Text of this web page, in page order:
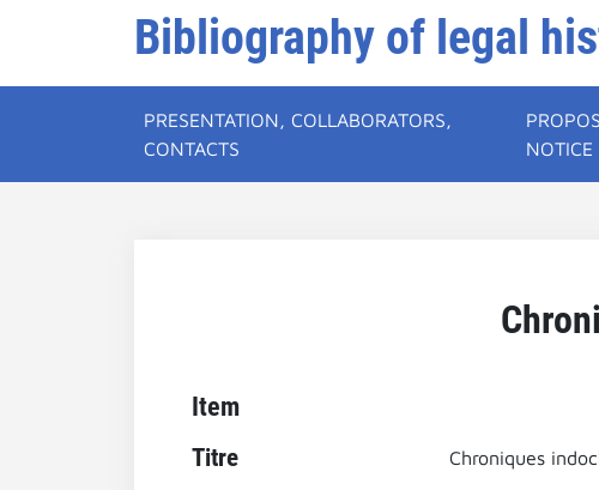
Bibliography of legal
PRESENTATION, COLLABORATORS,
CONTACTS
NOTICE
Item
Titre Chroniques